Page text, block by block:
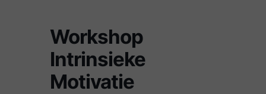
Workshop
Intrinsieke
Motivatie